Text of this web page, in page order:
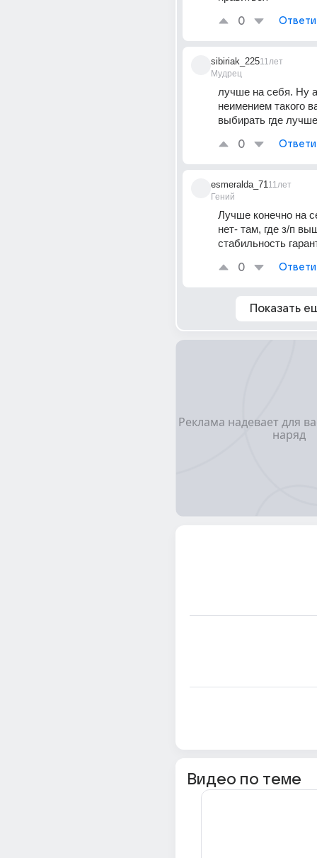
0
sibiriak_225
Мудрец
11лет
лучше на себя. Ну
неимением такого
выбирать где
0
esmeralda_71
Гений
11лет
Лучше конечно на
нет- там, где з/п
стабильность
0
Показать
Видео по теме